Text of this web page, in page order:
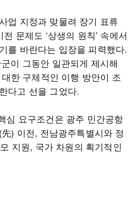
업 지정과 맞물려 장기 표류
문제도 ‘상생의 원칙’ 속에서
를 바란다는 입장을 피력했다.
이 그동안 일관되게 제시해
대한 구체적인 이행 방안이 조
다고 선을 그었다.
심 요구조건은 광주 민간공항
) 이전, 전남광주특별시와 정
지원, 국가 차원의 획기적인